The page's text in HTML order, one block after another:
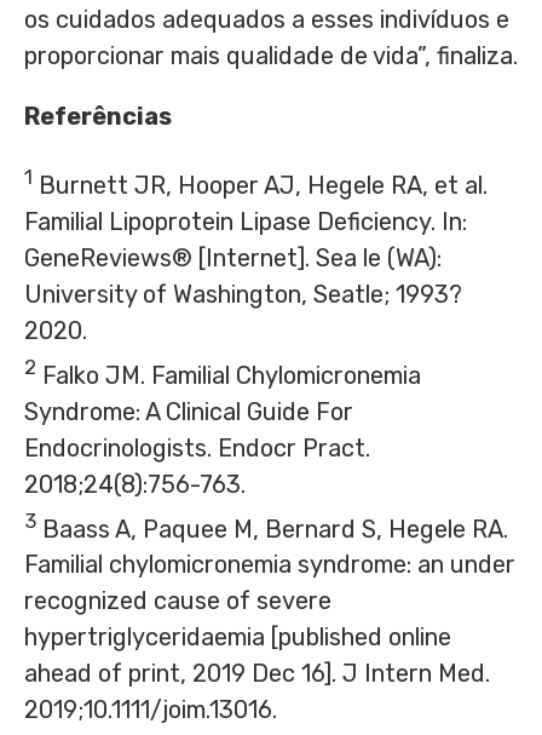
os cuidados adequados a esses indivíduos e
proporcionar mais qualidade de vida”, finaliza.
Referências
1 Burnett JR, Hooper AJ, Hegele RA, et al.
Familial Lipoprotein Lipase Deficiency. In:
GeneReviews® [Internet]. Sea le (WA):
University of Washington, Seatle; 1993?
2020.
2 Falko JM. Familial Chylomicronemia
Syndrome: A Clinical Guide For
Endocrinologists. Endocr Pract.
2018;24(8):756-763.
3 Baass A, Paquee M, Bernard S, Hegele RA.
Familial chylomicronemia syndrome: an under
recognized cause of severe
hypertriglyceridaemia [published online
ahead of print, 2019 Dec 16]. J Intern Med.
2019;10.1111/joim.13016.